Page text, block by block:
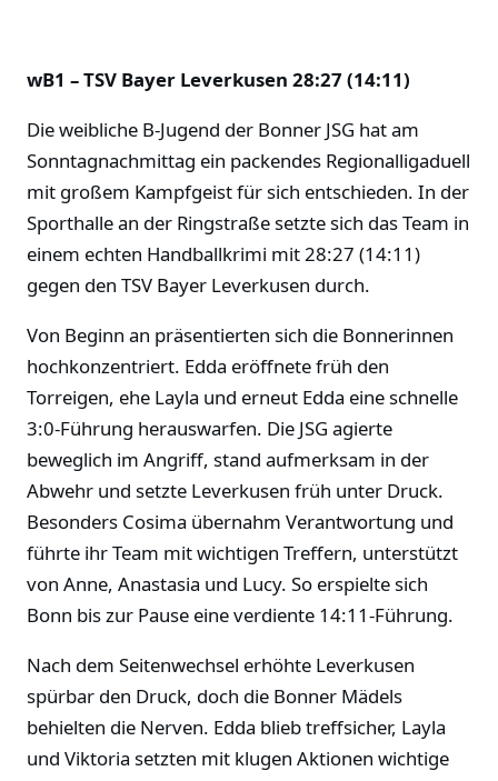
wB1 – TSV Bayer Leverkusen 28:27 (14:11)
Die weibliche B-Jugend der Bonner JSG hat am
Sonntagnachmittag ein packendes Regionalligaduell
mit großem Kampfgeist für sich entschieden. In der
Sporthalle an der Ringstraße setzte sich das Team in
einem echten Handballkrimi mit 28:27 (14:11)
gegen den TSV Bayer Leverkusen durch.
Von Beginn an präsentierten sich die Bonnerinnen
hochkonzentriert. Edda eröffnete früh den
Torreigen, ehe Layla und erneut Edda eine schnelle
3:0-Führung herauswarfen. Die JSG agierte
beweglich im Angriff, stand aufmerksam in der
Abwehr und setzte Leverkusen früh unter Druck.
Besonders Cosima übernahm Verantwortung und
führte ihr Team mit wichtigen Treffern, unterstützt
von Anne, Anastasia und Lucy. So erspielte sich
Bonn bis zur Pause eine verdiente 14:11-Führung.
Nach dem Seitenwechsel erhöhte Leverkusen
spürbar den Druck, doch die Bonner Mädels
behielten die Nerven. Edda blieb treffsicher, Layla
und Viktoria setzten mit klugen Aktionen wichtige